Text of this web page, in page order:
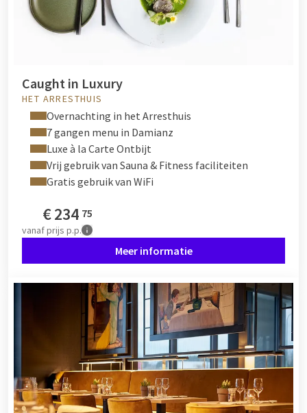
Caught in Luxury
HET ARRESTHUIS
Overnachting in het Arresthuis
7 gangen menu in Damianz
Luxe à la Carte Ontbijt
Vrij gebruik van Sauna & Fitness faciliteiten
Gratis gebruik van WiFi
€234 75
vanafprijs p.p.
Meer informatie